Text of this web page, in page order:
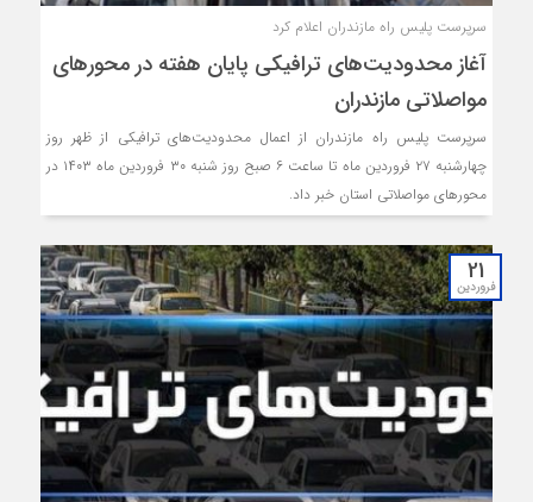
سرپرست پلیس راه مازندران اعلام کرد
آغاز محدودیت‌های ترافیکی پایان هفته در محورهای
مواصلاتی مازندران
سرپرست پلیس راه مازندران از اعمال محدودیت‌های ترافیکی از ظهر روز
چهارشنبه ۲۷ فروردین ماه تا ساعت ۶ صبح روز شنبه ۳۰ فروردین ماه ۱۴۰۳ در
محورهای مواصلاتی استان خبر داد.
21
فروردین